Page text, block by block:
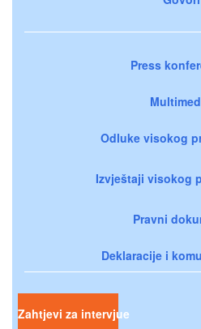
Press
Odluke visokog
Izvještaji visokog
Pravni
Deklaracije i
Zahtjevi za intervjue